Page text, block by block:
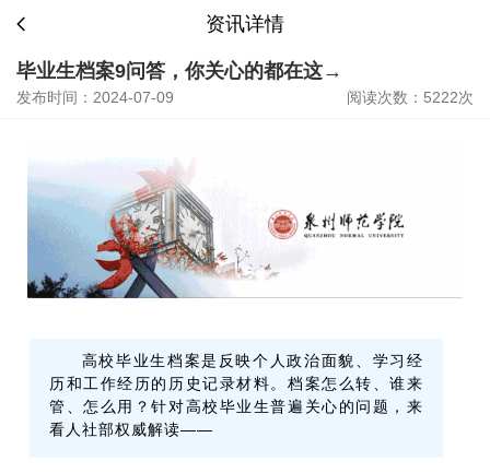
资讯详情
毕业生档案9问答，你关心的都在这→
发布时间：2024-07-09 阅读次数：5222次
高校毕业生档案是反映个人政治面貌、学习经
历和工作经历的历史记录材料。档案怎么转、谁来
管、怎么用？针对高校毕业生普遍关心的问题，来
看人社部权威解读——